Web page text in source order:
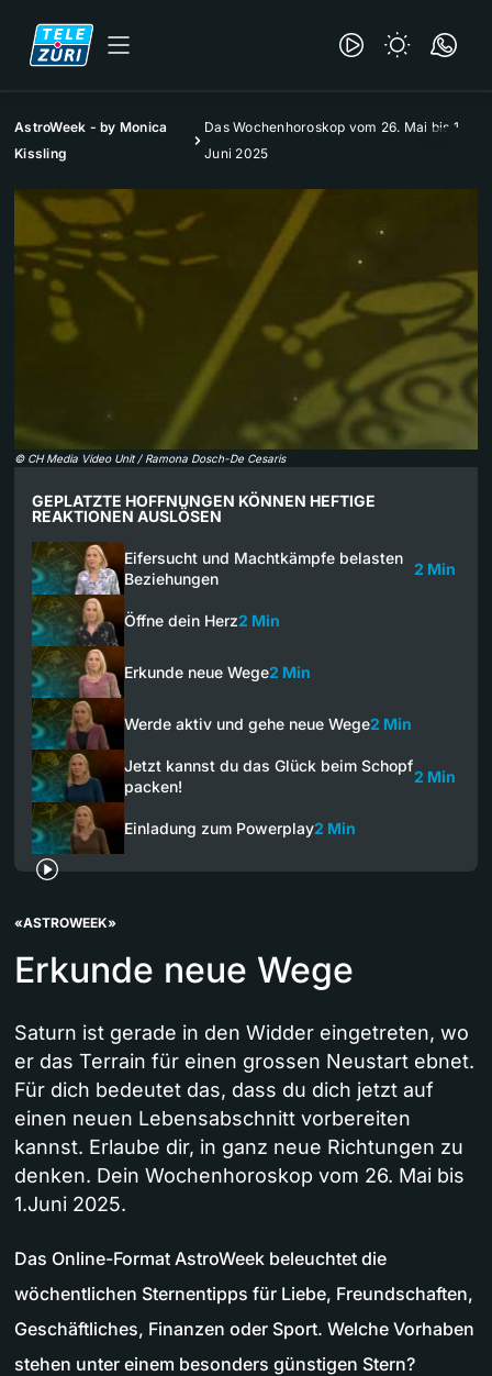
AstroWeek - by Monica
Kissling
Das Wochenhoroskop vom 26. Mai bis 1.
Juni 2025
© CH Media Video Unit / Ramona Dosch-De Cesaris
GEPLATZTE HOFFNUNGEN KÖNNEN HEFTIGE
REAKTIONEN AUSLÖSEN
Eifersucht und Machtkämpfe belasten
Beziehungen
2 Min
Öffne dein Herz2 Min
Erkunde neue Wege2 Min
Werde aktiv und gehe neue Wege2 Min
Jetzt kannst du das Glück beim Schopf
packen!
2 Min
Einladung zum Powerplay2 Min
«ASTROWEEK»
Erkunde neue Wege
Saturn ist gerade in den Widder eingetreten, wo
er das Terrain für einen grossen Neustart ebnet.
Für dich bedeutet das, dass du dich jetzt auf
einen neuen Lebensabschnitt vorbereiten
kannst. Erlaube dir, in ganz neue Richtungen zu
denken. Dein Wochenhoroskop vom 26. Mai bis
1.Juni 2025.
Das Online-Format AstroWeek beleuchtet die
wöchentlichen Sternentipps für Liebe, Freundschaften,
Geschäftliches, Finanzen oder Sport. Welche Vorhaben
stehen unter einem besonders günstigen Stern?